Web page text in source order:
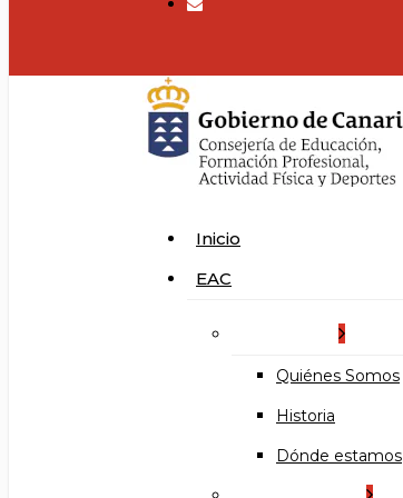
search
Menu
Inicio
EAC
Quiénes Somos
Historia
Dónde estamos